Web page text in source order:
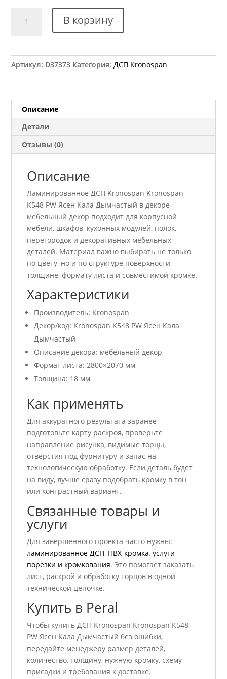
товара
PW
Дымчастый
2800x2070
В корзину
Артикул: D37373 Категория: ДСП Kronospan
Описание
Детали
Отзывы (0)
Описание
Ламинированное ДСП Kronospan Kronospan
K548 PW Ясен Кала Дымчастый в декоре
мебельный декор подходит для корпусной
мебели, шкафов, кухонных модулей, полок,
перегородок и декоративных мебельных
деталей. Материал важно выбирать не только
по цвету, но и по структуре поверхности,
толщине, формату листа и совместимой кромке.
Характеристики
Производитель: Kronospan
Декор/код: Kronospan K548 PW Ясен Кала
Дымчастый
Описание декора: мебельный декор
Формат листа: 2800×2070 мм
Толщина: 18 мм
Как применять
Для аккуратного результата заранее
подготовьте карту раскроя, проверьте
направление рисунка, видимые торцы,
отверстия под фурнитуру и запас на
технологическую обработку. Если деталь будет
на виду, лучше сразу подобрать кромку в тон
или контрастный вариант.
Связанные товары и
услуги
Для завершенного проекта часто нужны:
ламинированное ДСП, ПВХ-кромка,услуги
порезки и кромкования. Это помогает заказать
лист, раскрой и обработку торцов в одной
технической цепочке.
Купить в Peral
Чтобы купить ДСП Kronospan Kronospan K548
PW Ясен Кала Дымчастый без ошибки,
передайте менеджеру размер деталей,
количество, толщину, нужную кромку, схему
присадки и требования к доставке.